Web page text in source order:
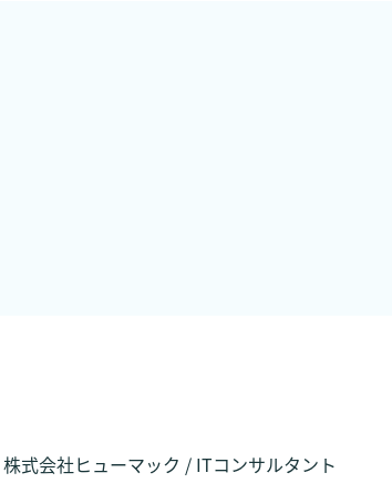
式会社ヒューマック / ITコンサルタント